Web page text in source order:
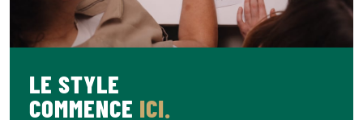
LE STYLE
COMMENCE ICI.